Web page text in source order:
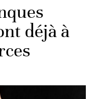
déjà à